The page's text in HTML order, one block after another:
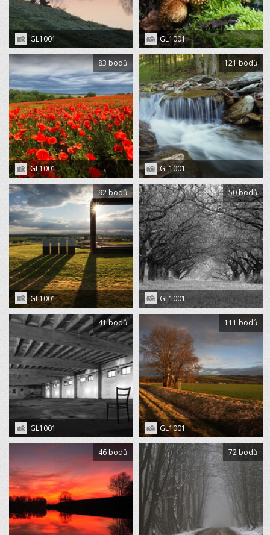
GL1001 GL1001
GL1001
83 bodů
GL1001
121 bodů
GL1001
92 bodů
GL1001
50 bodů
GL1001
41 bodů
GL1001
111 bodů
46 bodů 72 bodů